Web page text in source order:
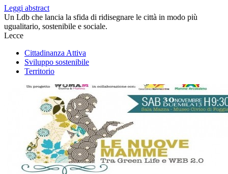
Leggi abstract
Un Ldb che lancia la sfida di ridisegnare le città in modo più
ugualitario, sostenibile e sociale.
Lecce
Cittadinanza Attiva
Sviluppo sostenibile
Territorio